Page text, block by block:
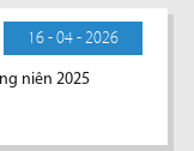
16 - 04 - 2026
niên 2025